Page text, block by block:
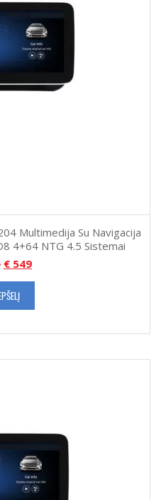
Multimedija Su Navigacija
4+64 NTG 4.5 Sistemai
€ 549